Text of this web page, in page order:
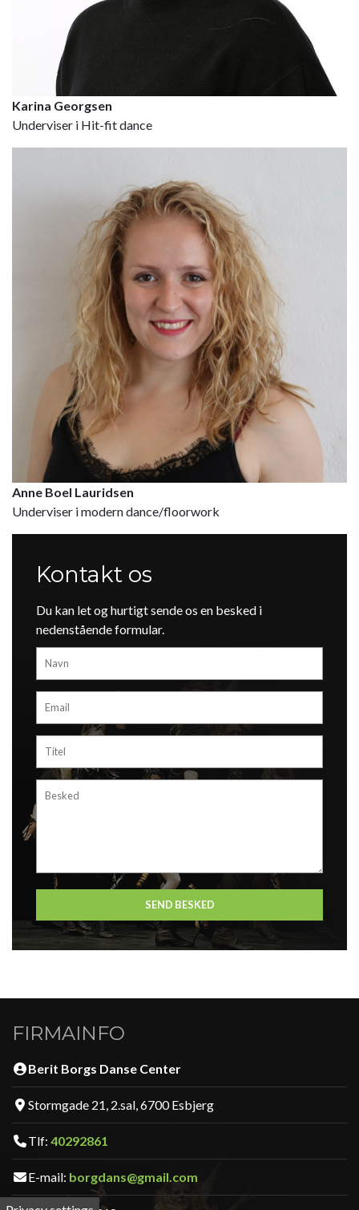
Karina Georgsen
Underviser i Hit-fit dance
Anne Boel Lauridsen
Underviser i modern dance/floorwork
Kontakt os
Du kan let og hurtigt sende os en besked i
nedenstående formular.
FIRMAINFO
Berit Borgs Danse Center
Stormgade 21, 2.sal, 6700 Esbjerg
Tlf: 40292861
E-mail: borgdans@gmail.com